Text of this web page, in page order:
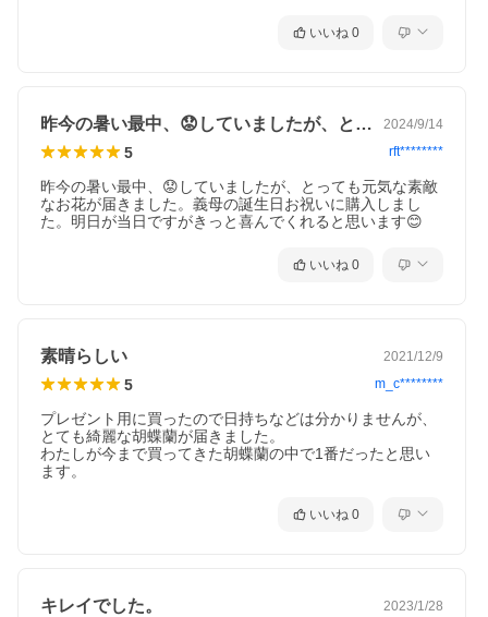
いいね 0
昨今の暑い最中、😟していましたが、と… 2024/9/14
5 rft********
昨今の暑い最中、😟していましたが、とっても元気な素敵
なお花が届きました。義母の誕生日お祝いに購入しまし
た。明日が当日ですがきっと喜んでくれると思います😊
いいね 0
素晴らしい 2021/12/9
5 m_c********
プレゼント用に買ったので日持ちなどは分かりませんが、
とても綺麗な胡蝶蘭が届きました。
わたしが今まで買ってきた胡蝶蘭の中で1番だったと思い
ます。
いいね 0
キレイでした。 2023/1/28